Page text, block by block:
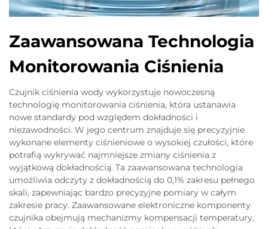
Zaawansowana Technologia
Monitorowania Ciśnienia
Czujnik ciśnienia wody wykorzystuje nowoczesną
technologię monitorowania ciśnienia, która ustanawia
nowe standardy pod względem dokładności i
niezawodności. W jego centrum znajduje się precyzyjnie
wykonane elementy ciśnieniowe o wysokiej czułości, które
potrafią wykrywać najmniejsze zmiany ciśnienia z
wyjątkową dokładnością. Ta zaawansowana technologia
umożliwia odczyty z dokładnością do 0,1% zakresu pełnego
skali, zapewniając bardzo precyzyjne pomiary w całym
zakresie pracy. Zaawansowane elektroniczne komponenty
czujnika obejmują mechanizmy kompensacji temperatury,